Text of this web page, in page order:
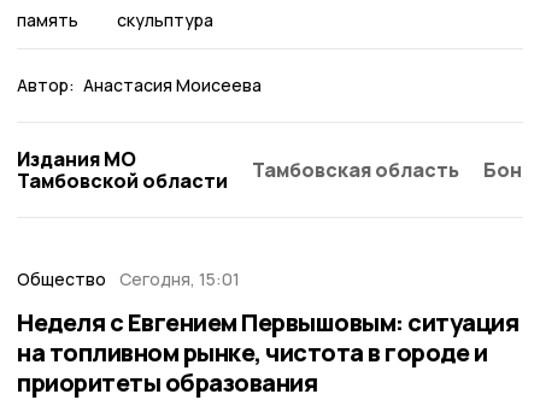
память скульптура
Автор: Анастасия Моисеева
Издания МО
Тамбовской области
Тамбовская область
Общество Сегодня, 15:01
Неделя с Евгением Первышовым: ситуация
на топливном рынке, чистота в городе и
приоритеты образования